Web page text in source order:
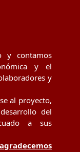
y contamos
y el
y
al proyecto,
del
a sus